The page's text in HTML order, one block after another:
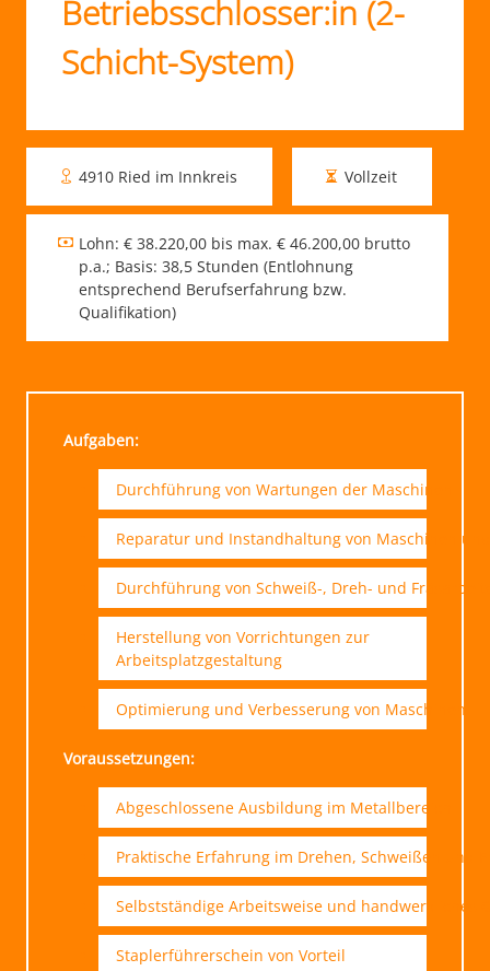
Betriebsschlosser:in (2-
Schicht-System)
4910 Ried im Innkreis Vollzeit
Lohn: € 38.220,00 bis max. € 46.200,00 brutto
p.a.; Basis: 38,5 Stunden (Entlohnung
entsprechend Berufserfahrung bzw.
Qualifikation)
Aufgaben:
Durchführung von Wartungen der Maschinen
Reparatur und Instandhaltung von Maschinen
Durchführung von Schweiß-, Dreh- und
Herstellung von Vorrichtungen zur
Arbeitsplatzgestaltung
Optimierung und Verbesserung von Maschinen
Voraussetzungen:
Abgeschlossene Ausbildung im Metallbereich
Praktische Erfahrung im Drehen, Schweißen und
Selbstständige Arbeitsweise und handwerkliches
Staplerführerschein von Vorteil